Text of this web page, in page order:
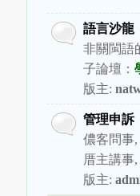
語言沙龍
非關閩語
子論壇：
版主:
管理申訴
儂客問事
厝主講事
版主: